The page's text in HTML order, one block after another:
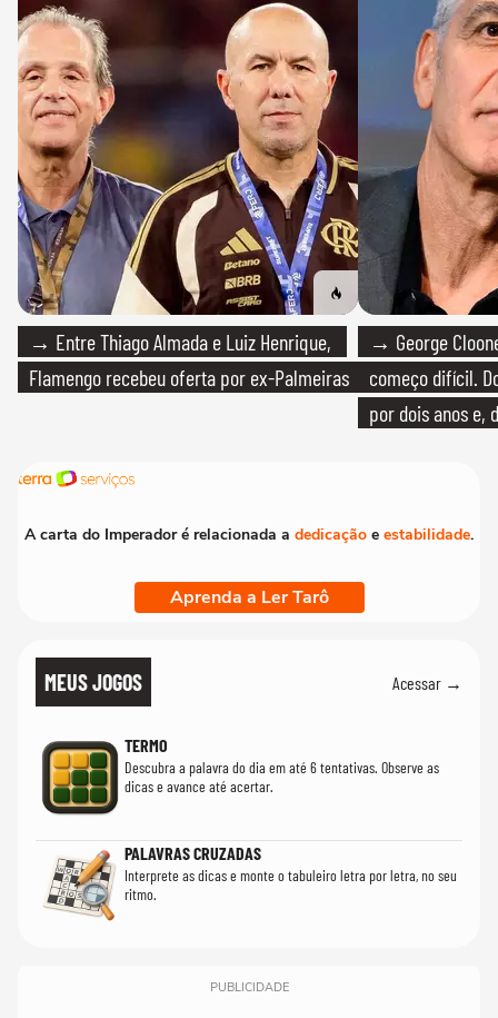
→ Entre Thiago Almada e Luiz Henrique,
Flamengo recebeu oferta por ex-Palmeiras
→ George
começo difícil.
por dois anos e,
A carta do Imperador é relacionada a dedicação e estabilidade.
Aprenda a Ler Tarô
MEUS JOGOS Acessar →
TERMO
Descubra a palavra do dia em até 6 tentativas. Observe as
dicas e avance até acertar.
PALAVRAS CRUZADAS
Interprete as dicas e monte o tabuleiro letra por letra, no seu
ritmo.
PUBLICIDADE